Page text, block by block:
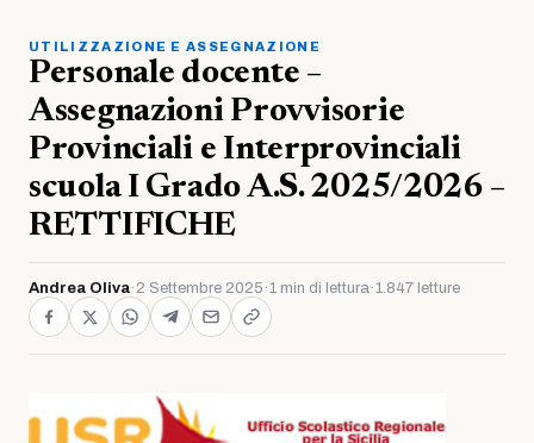
UTILIZZAZIONE E ASSEGNAZIONE
Personale docente –
Assegnazioni Provvisorie
Provinciali e Interprovinciali
scuola I Grado A.S. 2025/2026 –
RETTIFICHE
Andrea Oliva· 2 Settembre 2025 ·1 min di lettura·1.847 letture